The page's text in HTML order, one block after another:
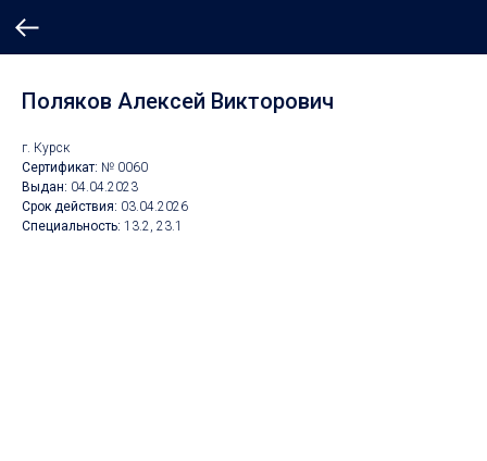
Поляков Алексей Викторович
г. Курск
Сертификат: № 0060
Выдан: 04.04.2023
Срок действия: 03.04.2026
Специальность: 13.2, 23.1